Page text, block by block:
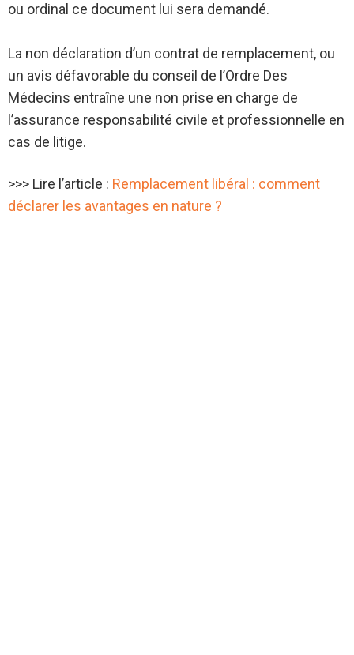
ou ordinal ce document lui sera demandé.
La non déclaration d’un contrat de remplacement, ou
un avis défavorable du conseil de l’Ordre Des
Médecins entraîne une non prise en charge de
l’assurance responsabilité civile et professionnelle en
cas de litige.
>>> Lire l’article : Remplacement libéral : comment
déclarer les avantages en nature ?